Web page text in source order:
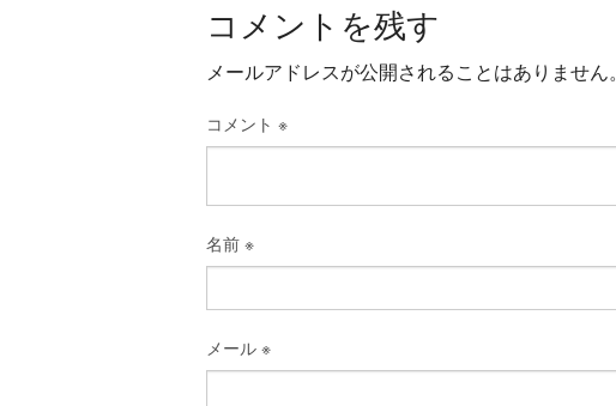
コメントを残す
メールアドレスが公開されることはありません。
コメント ※
名前 ※
メール ※